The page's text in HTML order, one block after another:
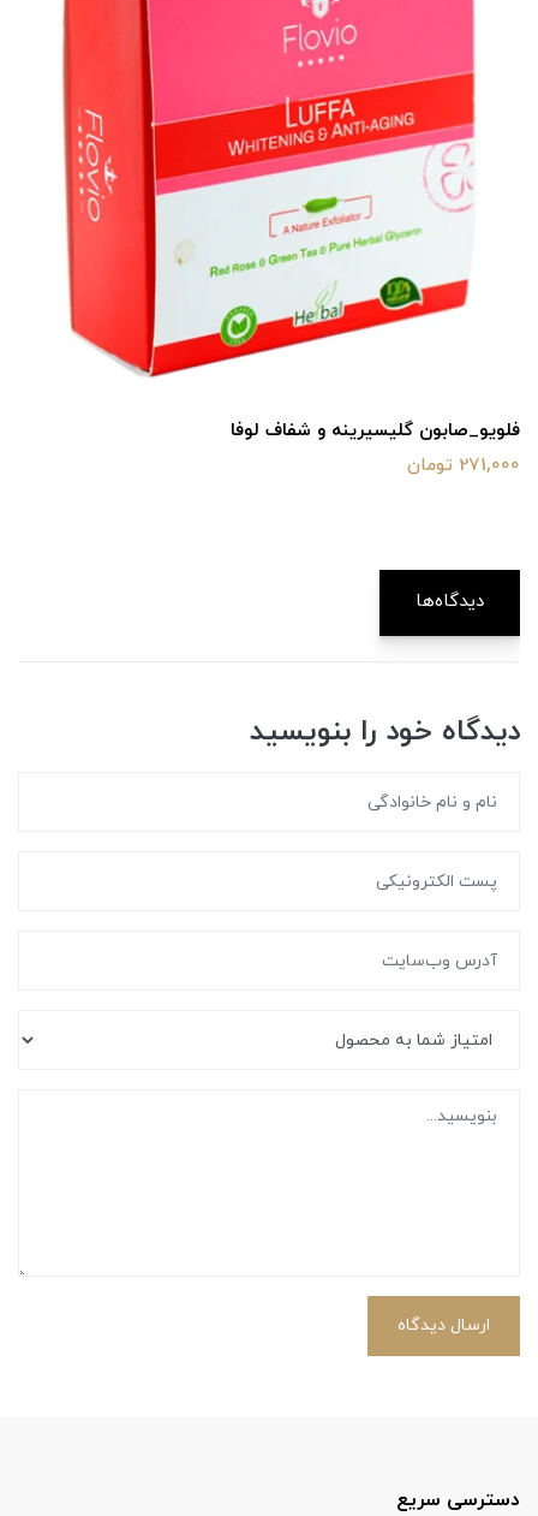
فلویو_صابون گلیسیرینه و شفاف لوفا
271,000 تومان
دیدگاه‌ها
دیدگاه خود را بنویسید
ارسال دیدگاه
دسترسی سریع